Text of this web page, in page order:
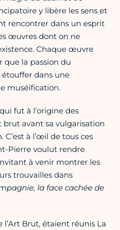
y libère les sens et
rencontrer dans un esprit
œuvres dont on ne
Chaque œuvre
que la passion du
dans une
muséification.
fut à l’origine des
brut avant sa vulgarisation
à l’œil de tous ces
Pierre voulut rendre
à venir montrer les
trouvailles dans
la face cachée de
Brut, étaient réunis La